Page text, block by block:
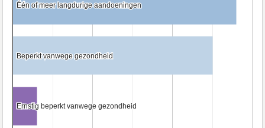
Één of meer langdurige aandoeningen
Één of meer langdurige aandoeningen
Beperkt vanwege gezondheid
Beperkt vanwege gezondheid
Ernstig beperkt vanwege gezondheid
Ernstig beperkt vanwege gezondheid